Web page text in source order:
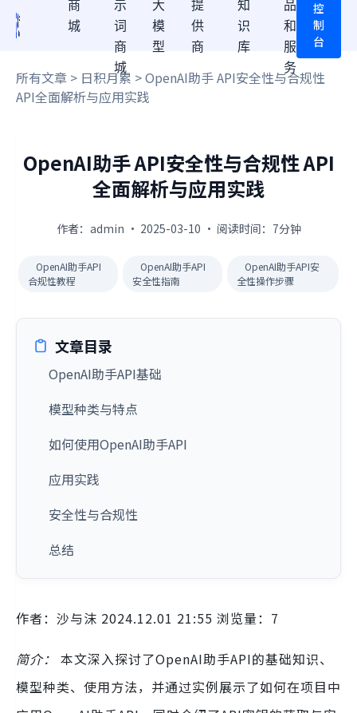
商
城
示
词
商
城
大
模
型
提
供
商
知
识
库
品
和
服
务
控
制
台
所有文章 > 日积月累 > OpenAI助手 API安全性与合规性
API全面解析与应用实践
OpenAI助手 API安全性与合规性 API
全面解析与应用实践
作者：admin · 2025-03-10 · 阅读时间：7分钟
OpenAI助手API
合规性教程
OpenAI助手API
安全性指南
OpenAI助手API安
全性操作步骤
文章目录
OpenAI助手API基础
模型种类与特点
如何使用OpenAI助手API
应用实践
安全性与合规性
总结
作者：沙与沫 2024.12.01 21:55 浏览量：7
简介： 本文深入探讨了OpenAI助手API的基础知识、
模型种类、使用方法，并通过实例展示了如何在项目中